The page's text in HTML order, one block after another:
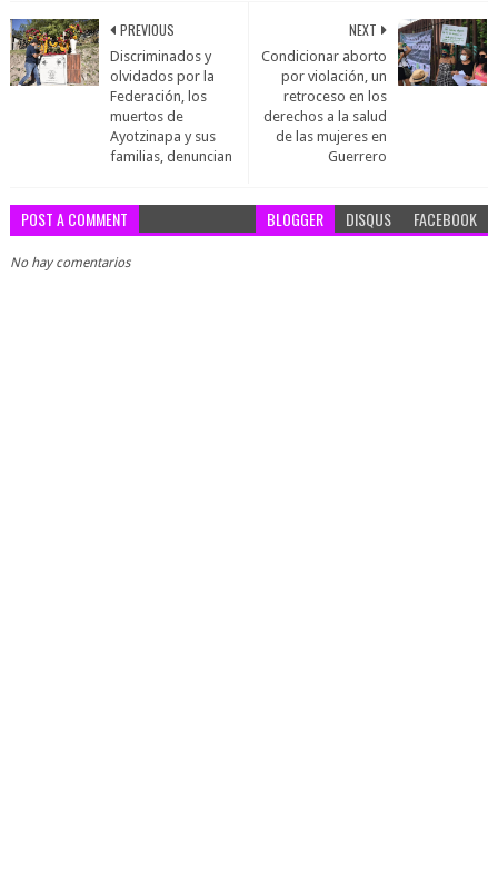
NEXT
Condicionar aborto
por violación, un
retroceso en los
derechos a la salud
de las mujeres en
Guerrero
PREVIOUS
Discriminados y
olvidados por la
Federación, los
muertos de
Ayotzinapa y sus
familias, denuncian
POST A COMMENT BLOGGER DISQUS FACEBOOK
No hay comentarios